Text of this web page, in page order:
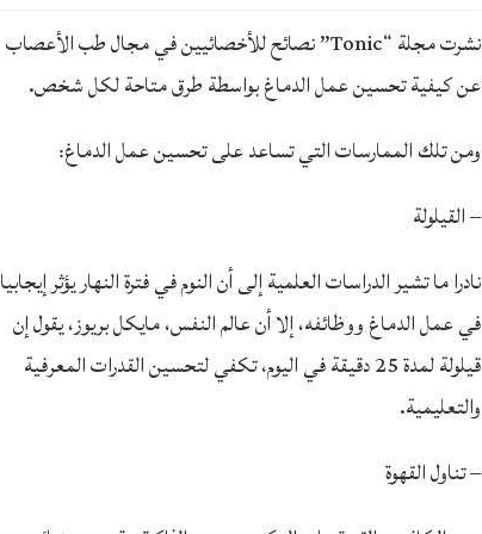
نشرت مجلة “Tonic” نصائح للأخصائيين في مجال طب الأعصاب
عن كيفية تحسين عمل الدماغ بواسطة طرق متاحة لكل شخص.
ومن تلك الممارسات التي تساعد على تحسين عمل الدماغ:
– القيلولة
نادرا ما تشير الدراسات العلمية إلى أن النوم في فترة النهار يؤثر إيجابيا
في عمل الدماغ ووظائفه، إلا أن عالم النفس، مايكل بريوز، يقول إن
قيلولة لمدة 25 دقيقة في اليوم، تكفي لتحسين القدرات المعرفية
والتعليمية.
– تناول القهوة